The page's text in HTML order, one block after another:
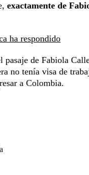
exactamente de
ha respondido
de Fabiola
no tenía visa de
a Colombia.